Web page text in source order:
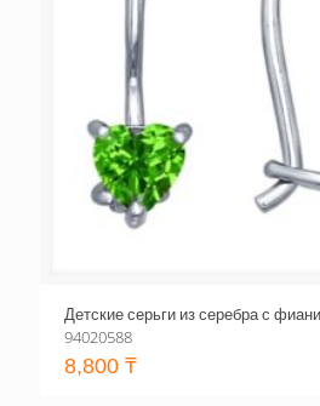
Детские серьги из серебра с
94020588
8,800 ₸